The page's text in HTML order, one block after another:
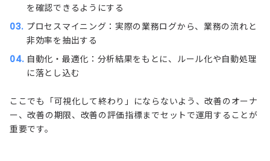
を確認できるようにする
プロセスマイニング：実際の業務ログから、業務の流れと
非効率を抽出する
自動化・最適化：分析結果をもとに、ルール化や自動処理
に落とし込む
ここでも「可視化して終わり」にならないよう、改善のオーナ
ー、改善の期限、改善の評価指標までセットで運用することが
重要です。